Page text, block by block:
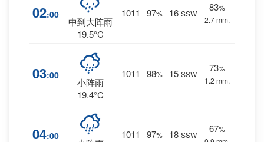
02:00
中到大阵雨
19.5°C
1011 97% 16 SSW
83%
2.7 mm.
03:00
小阵雨
19.4°C
1011 98% 15 SSW
73%
1.2 mm.
04:00 1011 97% 18 SSW
67%